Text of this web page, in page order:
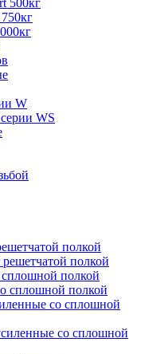
500кг
W
WS
полкой
полкой
полкой
сплошной полкой
со сплошной
со сплошной